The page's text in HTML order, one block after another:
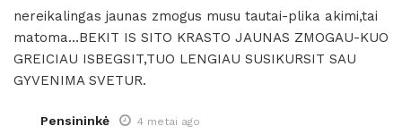
nereikalingas jaunas zmogus musu tautai-plika akimi,tai
matoma…BEKIT IS SITO KRASTO JAUNAS ZMOGAU-KUO
GREICIAU ISBEGSIT,TUO LENGIAU SUSIKURSIT SAU
GYVENIMA SVETUR.
Pensininkė 4 metai ago